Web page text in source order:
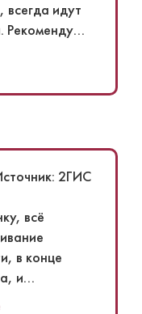
идут
Рекомендую
2ГИС
всё
в конце
и